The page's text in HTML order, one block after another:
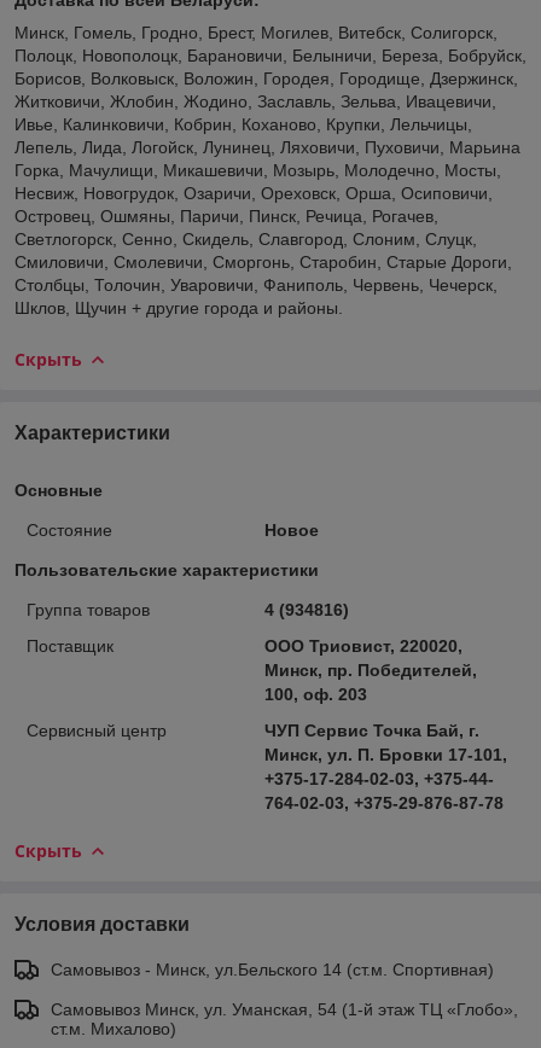
Минск, Гомель, Гродно, Брест, Могилев, Витебск, Солигорск,
Полоцк, Новополоцк, Барановичи, Белыничи, Береза, Бобруйск,
Борисов, Волковыск, Воложин, Городея, Городище, Дзержинск,
Житковичи, Жлобин, Жодино, Заславль, Зельва, Ивацевичи,
Ивье, Калинковичи, Кобрин, Коханово, Крупки, Лельчицы,
Лепель, Лида, Логойск, Лунинец, Ляховичи, Пуховичи, Марьина
Горка, Мачулищи, Микашевичи, Мозырь, Молодечно, Мосты,
Несвиж, Новогрудок, Озаричи, Ореховск, Орша, Осиповичи,
Островец, Ошмяны, Паричи, Пинск, Речица, Рогачев,
Светлогорск, Сенно, Скидель, Славгород, Слоним, Слуцк,
Смиловичи, Смолевичи, Сморгонь, Старобин, Старые Дороги,
Столбцы, Толочин, Уваровичи, Фаниполь, Червень, Чечерск,
Шклов, Щучин + другие города и районы.
Скрыть
Характеристики
Основные
Состояние Новое
Пользовательские характеристики
Группа товаров
4 (934816)
Поставщик
ООО Триовист, 220020,
Минск, пр. Победителей,
100, оф. 203
Сервисный центр
ЧУП Сервис Точка Бай, г.
Минск, ул. П. Бровки 17-101,
+375-17-284-02-03, +375-44-
764-02-03, +375-29-876-87-78
Скрыть
Условия доставки
Самовывоз - Минск, ул.Бельского 14 (ст.м. Спортивная)
Самовывоз Минск, ул. Уманская, 54 (1-й этаж ТЦ «Глобо»,
ст.м. Михалово)